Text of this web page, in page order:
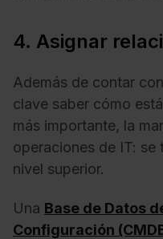
4. Asignar
Además de contar
clave saber cómo
más importante, la
operaciones de IT:
nivel superior.
Una Base de Datos
Configuración